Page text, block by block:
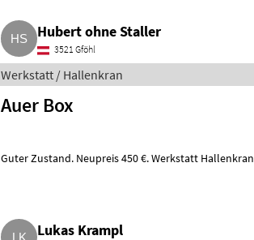
Hubert ohne Staller
3521 Gföhl
Werkstatt / Hallenkran
Auer Box
Guter Zustand. Neupreis 450 €. Werkstatt Hallenkran
Lukas Krampl